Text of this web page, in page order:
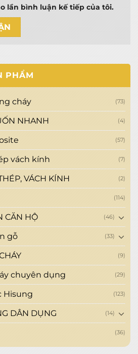
lần bình luận kế tiếp của tôi.
PHẨM
cháy (73)
NHANH (4)
(57)
vách kính (7)
VÁCH KÍNH (2)
(114)
CĂN HỘ (46)
gỗ (33)
(9)
chuyên dụng (29)
Hisung (123)
DÂN DỤNG (14)
(36)